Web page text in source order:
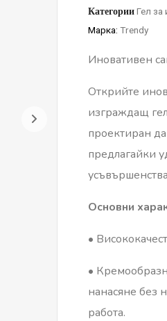
КатегорииГел за
Марка: Trendy
Иновативен
Открийте
изграждащ
проектиран
предлагайки
Основни
•⁠
•⁠
нанасяне без
работа.